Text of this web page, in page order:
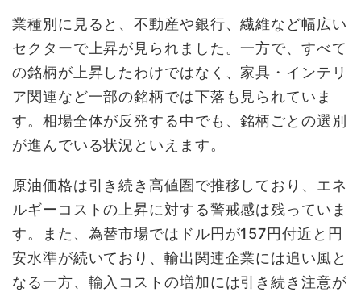
業種別に見ると、不動産や銀行、繊維など幅広い
セクターで上昇が見られました。一方で、すべて
の銘柄が上昇したわけではなく、家具・インテリ
ア関連など一部の銘柄では下落も見られていま
す。相場全体が反発する中でも、銘柄ごとの選別
が進んでいる状況といえます。
原油価格は引き続き高値圏で推移しており、エネ
ルギーコストの上昇に対する警戒感は残っていま
す。また、為替市場ではドル円が157円付近と円
安水準が続いており、輸出関連企業には追い風と
なる一方、輸入コストの増加には引き続き注意が